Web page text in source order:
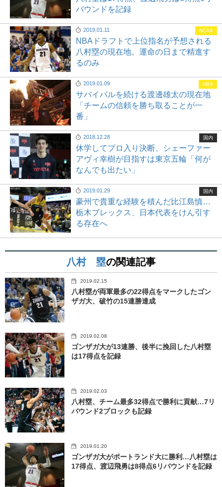
バウンドを記録
2019.01.11
NBAドラフトで上位指名が予想される
八村塁の現在地。運命の日まで精進す
るのみ
NCAA
2019.01.09
サバイバルを続ける渡邊雄太の現在地
「チームの信頼を勝ち取ることが一
番」
NBA
2018.12.28
休学してプロ入り決断、シェーファー
アヴィ幸樹が目指すは東京五輪「何が
なんでも出たい」
国内
2019.01.29
豪州で貴重な経験を積んだ比江島慎…
栃木ブレックス、日本代表をけん引す
る存在へ
国内
八村 塁の関連記事
2019.02.15
八村塁が両軍最多の22得点をマークしたゴン
ザガ大、破竹の15連勝達成
2019.02.08
ゴンザガ大が13連勝、後半に挽回した八村塁
は17得点を記録
2019.02.03
八村塁、チーム最多32得点で勝利に貢献…7リ
バウンド2ブロックも記録
2019.01.20
ゴンザガ大がポートランド大に勝利…八村塁は
17得点、渡辺飛勇は8得点6リバウンドを記録